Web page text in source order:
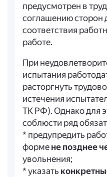
предусмотрен в
соглашению сторон
соответствия
работе.
При
испытания
расторгнуть
истечения
ТК РФ). Однако для
соблюсти ряд
* предупредить
форме не позднее
увольнения;
* указать